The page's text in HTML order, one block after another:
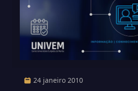
24 janeiro 2010